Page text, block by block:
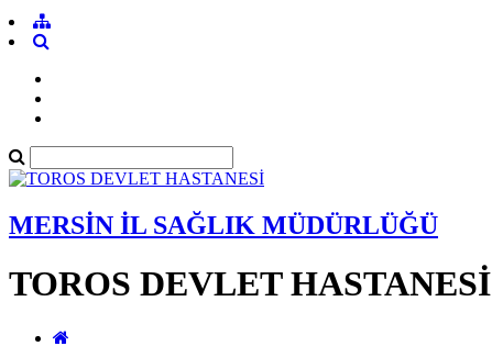
MERSİN İL SAĞLIK MÜDÜRLÜĞÜ
TOROS DEVLET HASTANESİ